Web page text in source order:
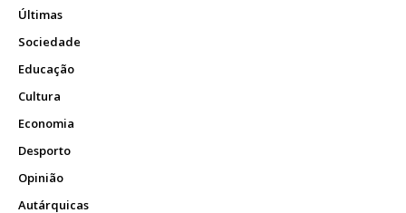
Últimas
Sociedade
Educação
Cultura
Economia
Desporto
Opinião
Autárquicas